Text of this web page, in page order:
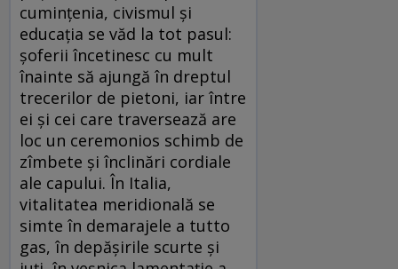
cuminţenia, civismul şi
educaţia se văd la tot pasul:
şoferii încetinesc cu mult
înainte să ajungă în dreptul
trecerilor de pietoni, iar între
ei şi cei care traversează are
loc un ceremonios schimb de
zîmbete şi înclinări cordiale
ale capului. În Italia,
vitalitatea meridională se
simte în demarajele a tutto
gas, în depăşirile scurte şi